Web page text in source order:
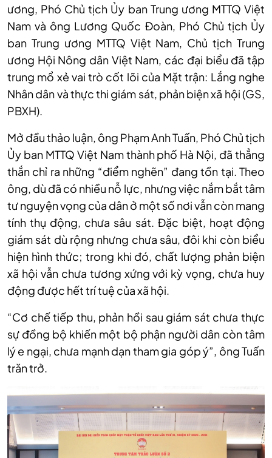
ương, Phó Chủ tịch Ủy ban Trung ương MTTQ Việt
Nam và ông Lương Quốc Đoàn, Phó Chủ tịch Ủy
ban Trung ương MTTQ Việt Nam, Chủ tịch Trung
ương Hội Nông dân Việt Nam, các đại biểu đã tập
trung mổ xẻ vai trò cốt lõi của Mặt trận: Lắng nghe
Nhân dân và thực thi giám sát, phản biện xã hội (GS,
PBXH).
Mở đầu thảo luận, ông Phạm Anh Tuấn, Phó Chủ tịch
Ủy ban MTTQ Việt Nam thành phố Hà Nội, đã thẳng
thắn chỉ ra những “điểm nghẽn” đang tồn tại. Theo
ông, dù đã có nhiều nỗ lực, nhưng việc nắm bắt tâm
tư nguyện vọng của dân ở một số nơi vẫn còn mang
tính thụ động, chưa sâu sát. Đặc biệt, hoạt động
giám sát dù rộng nhưng chưa sâu, đôi khi còn biểu
hiện hình thức; trong khi đó, chất lượng phản biện
xã hội vẫn chưa tương xứng với kỳ vọng, chưa huy
động được hết trí tuệ của xã hội.
“Cơ chế tiếp thu, phản hồi sau giám sát chưa thực
sự đồng bộ khiến một bộ phận người dân còn tâm
lý e ngại, chưa mạnh dạn tham gia góp ý”, ông Tuấn
trăn trở.